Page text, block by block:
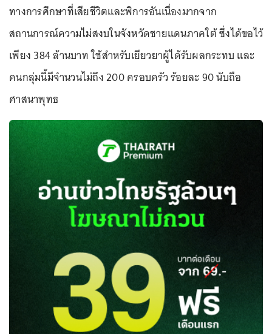
ทางการศึกษาที่เสียชีวิตและพิการอันเนื่องมากจาก
สถานการณ์ความไม่สงบในจังหวัดชายแดนภาคใต้ ซึ่งได้ขอไว้
เพียง 384 ล้านบาท ใช้สำหรับเยียวยาผู้ได้รับผลกระทบ และ
คนกลุ่มนี้มีจำนวนไม่ถึง 200 ครอบครัว ร้อยละ 90 นับถือ
ศาสนาพุทธ